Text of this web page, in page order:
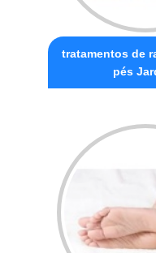
tratamentos de
pés